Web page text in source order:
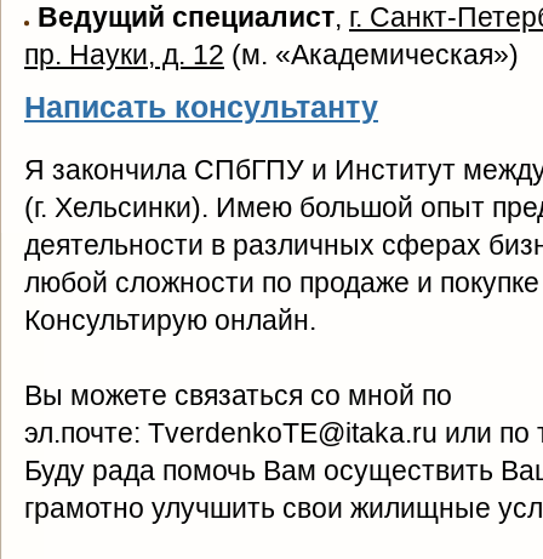
Ведущий специалист, г. Санкт-
пр. Науки, д. 12 (м. «Академическая»)
Написать консультанту
Я закончила СПбГПУ и Институт
(г. Хельсинки). Имею большой опыт
деятельности в различных сферах
любой сложности по продаже и
Консультирую онлайн.
Вы можете связаться со мной по
эл.почте: TverdenkoTE@itaka.ru или
Буду рада помочь Вам осуществить
грамотно улучшить свои жилищные